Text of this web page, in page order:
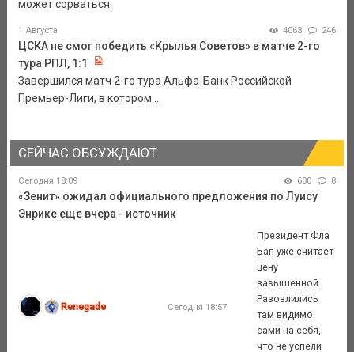
может сорваться.
1 Августа 4063 246
ЦСКА не смог победить «Крылья Советов» в матче 2-го
тура РПЛ, 1:1
Завершился матч 2-го тура Альфа-Банк Российской
Премьер-Лиги, в котором ...
СЕЙЧАС ОБСУЖДАЮТ
Сегодня 18:09 600 8
«Зенит» ожидал официального предложения по Луису
Энрике еще вчера - источник
Renegade Сегодня 18:57
Президент Фла
Бап уже считает
цену
завышенной.
Разозлились
там видимо
сами на себя,
что не успели